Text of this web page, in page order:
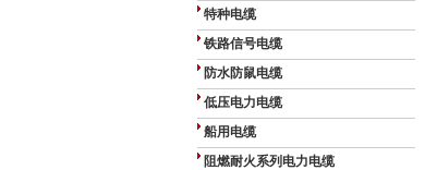
特种电缆
铁路信号电缆
防水防鼠电缆
低压电力电缆
船用电缆
阻燃耐火系列电力电缆